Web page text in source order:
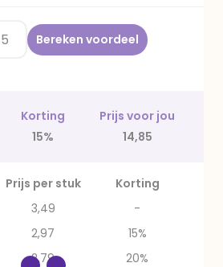
Bereken voordeel
Korting
Prijs voor jou
15% 14,85
Prijs per stuk
Korting
3,49
-
2,97
15%
2,79
20%